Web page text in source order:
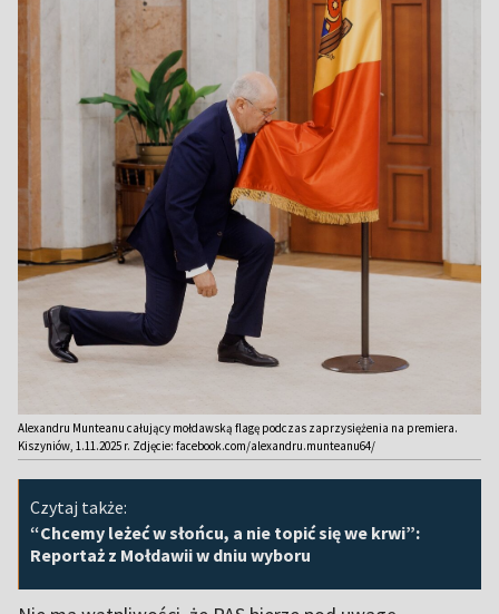
Alexandru Munteanu całujący mołdawską flagę podczas zaprzysiężenia na premiera.
Kiszyniów, 1.11.2025 r. Zdjęcie: facebook.com/alexandru.munteanu64/
Czytaj także:
“Chcemy leżeć w słońcu, a nie topić się we krwi”:
Reportaż z Mołdawii w dniu wyboru